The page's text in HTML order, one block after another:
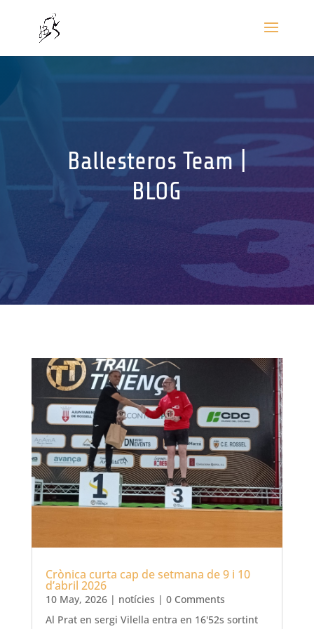
Ballesteros Team |
BLOG
Crònica curta cap de setmana de 9 i 10
d’abril 2026
10 May, 2026| notícies | 0 Comments
Al Prat en sergi Vilella entra en 16'52s sortint